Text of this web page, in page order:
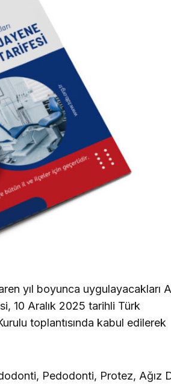
yıl boyunca uygulayacakları
10 Aralık 2025 tarihli Türk
toplantısında kabul edilerek
Pedodonti, Protez, Ağız